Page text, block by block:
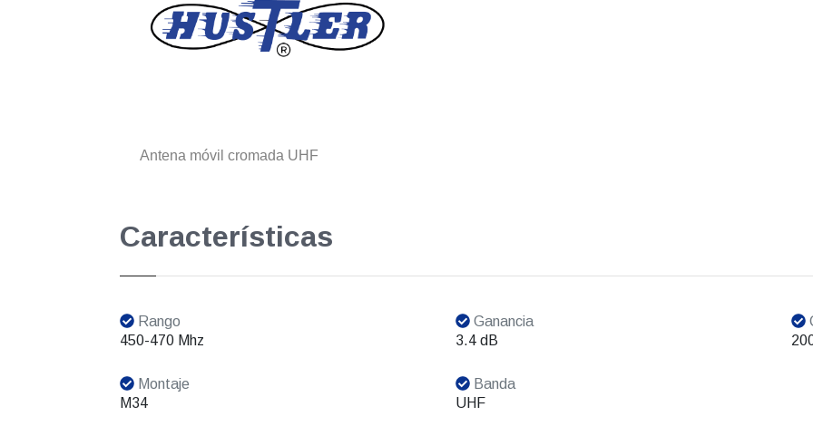
Antena móvil cromada UHF
Características
Rango
450-470 Mhz
Ganancia
3.4 dB
Montaje
M34
Banda
UHF